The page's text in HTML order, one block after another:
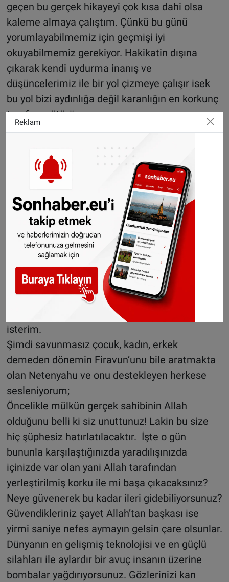
geçen bu gerçek hikayeyi çok kısa dahi olsa
kaleme almaya çalıştım. Çünkü bu günü
yorumlayabilmemiz için geçmişi iyi
okuyabilmemiz gerekiyor. Hakikatin dışına
çıkarak kendi uydurma inanış ve
düşüncelerimiz ile bir yol çizmeye çalışır isek
bu yol bizi aydınlığa değil karanlığın en korkunç
tarafına götürür.
Tüm dünyanın gözleri önünde böylesine büyük
bir katliam gerçekleşir iken, hepimizin bir kez
daha insan olduğumuzu ve bizi yaratana bir
şükran ve minnet borçlu olduğumuzun
bilincinde olup, bu zulme sessiz kalmamızın
mümkün olmadığı düşüncesindeyim!
Hakikat karşısında dilsiz şeytan olmaktan
Allah’a sığınırız.
Elbette bu katliamı gerçekleştirenler ile buna
karşı olanları ayni kefeye koymayacak kadar
Adil ve bilinçliyiz. Bu karşısında dik bir duruş
sergileyen tüm Yahudi kökenli kardeşlerimizi
tenzih ettiğimi büyük bir hassasiyetle belirtmek
isterim.
Şimdi savunmasız çocuk, kadın, erkek
demeden dönemin Firavun’unu bile aratmakta
olan Netenyahu ve onu destekleyen herkese
sesleniyorum;
Öncelikle mülkün gerçek sahibinin Allah
olduğunu belli ki siz unuttunuz! Lakin bu size
hiç şüphesiz hatırlatılacaktır. İşte o gün
bununla karşılaştığınızda yaradılışınızda
içinizde var olan yani Allah tarafından
yerleştirilmiş korku ile mi başa çıkacaksınız?
Neye güvenerek bu kadar ileri gidebiliyorsunuz?
Güvendikleriniz şayet Allah’tan başkası ise
yirmi saniye nefes aymayın gelsin çare olsunlar.
Dünyanın en gelişmiş teknolojisi ve en güçlü
silahları ile aylardır bir avuç insanın üzerine
bombalar yağdırıyorsunuz. Gözlerinizi kan
Reklam